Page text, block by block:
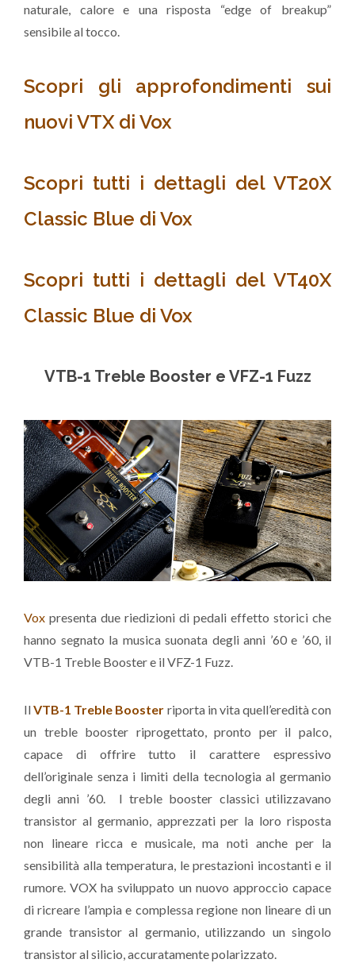
naturale, calore e una risposta “edge of breakup”
sensibile al tocco.
Scopri gli approfondimenti sui
nuovi VTX di Vox
Scopri tutti i dettagli del VT20X
Classic Blue di Vox
Scopri tutti i dettagli del VT40X
Classic Blue di Vox
VTB-1 Treble Booster e VFZ-1 Fuzz
Vox presenta due riedizioni di pedali effetto storici che
hanno segnato la musica suonata degli anni ’60 e ’60, il
VTB-1 Treble Booster e il VFZ-1 Fuzz.
IlVTB-1 Treble Booster riporta in vita quell’eredità con
un treble booster riprogettato, pronto per il palco,
capace di offrire tutto il carattere espressivo
dell’originale senza i limiti della tecnologia al germanio
degli anni ’60. I treble booster classici utilizzavano
transistor al germanio, apprezzati per la loro risposta
non lineare ricca e musicale, ma noti anche per la
sensibilità alla temperatura, le prestazioni incostanti e il
rumore. VOX ha sviluppato un nuovo approccio capace
di ricreare l’ampia e complessa regione non lineare di un
grande transistor al germanio, utilizzando un singolo
transistor al silicio, accuratamente polarizzato.